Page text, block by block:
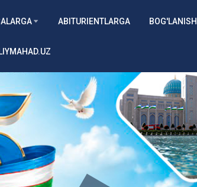
ABITURIENTLARGA BOG'LANISH